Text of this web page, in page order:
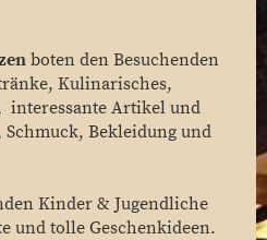
boten den Besuchenden
Kulinarisches,
interessante Artikel und
Bekleidung und
Kinder & Jugendliche
und tolle Geschenkideen.